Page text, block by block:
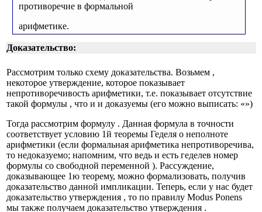
противоречие в формальной
арифметике.
Доказательство:
Рассмотрим только схему доказательства. Возьмем ,
некоторое утверждение, которое показывает
непротиворечивость арифметики, т.е. показывает отсутствие
такой формулы , что и и доказуемы (его можно выписать: «»)
Тогда рассмотрим формулу . Данная формула в точности
соответствует условию 1й теоремы Геделя о неполноте
арифметики (если формальная арифметика непротиворечива,
то недоказуемо; напомним, что ведь и есть геделев номер
формулы со свободной переменной ). Рассуждение,
доказывающее 1ю теорему, можно формализовать, получив
доказательство данной импликации. Теперь, если у нас будет
доказательство утверждения , то по правилу Modus Ponens
мы также получаем доказательство утверждения .